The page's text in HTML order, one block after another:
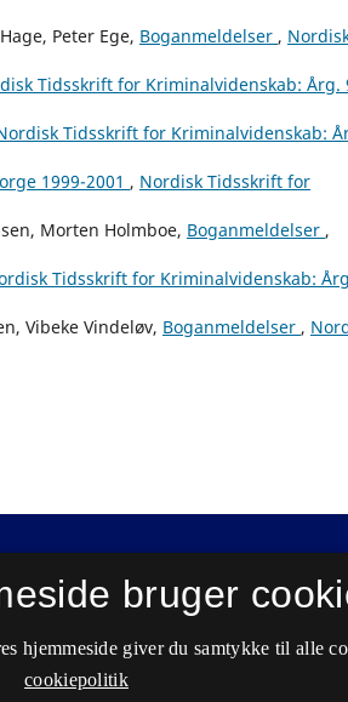
Peter Ege, Boganmeldelser ,
Tidsskrift for Kriminalvidenskab: Årg.
Tidsskrift for Kriminalvidenskab:
1999-2001 , Nordisk Tidsskrift for
Morten Holmboe, Boganmeldelser ,
Tidsskrift for Kriminalvidenskab:
Vibeke Vindeløv, Boganmeldelser ,
bruger
hjemmeside giver du samtykke til alle
cookiepolitik